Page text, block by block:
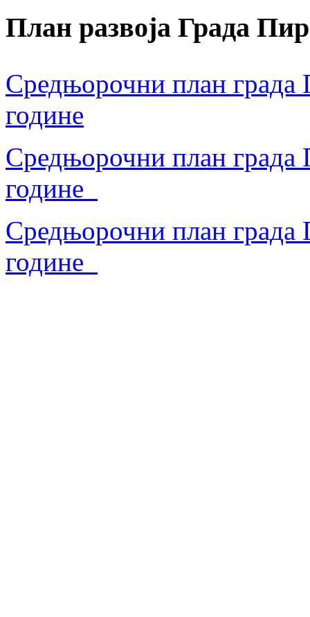
План развоја Града
Средњорочни план града
године
Средњорочни план града
године
Средњорочни план града
године